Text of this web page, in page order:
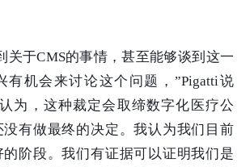
关于CMS的事情，甚至能够谈到这一
有机会来讨论这个问题，”Pigatti说
为，这种裁定会取缔数字化医疗公
有做最终的决定。我认为我们目前
阶段。我们有证据可以证明我们是